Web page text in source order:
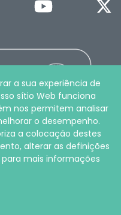
a sua experiência de
sítio Web funciona
nos permitem analisar
o desempenho.
a colocação destes
alterar as definições
para mais informações
e cookies